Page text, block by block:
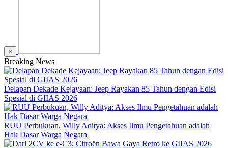
×
Breaking News
Delapan Dekade Kejayaan: Jeep Rayakan 85 Tahun dengan Edisi
Spesial di GIIAS 2026
RUU Perbukuan, Willy Aditya: Akses Ilmu Pengetahuan adalah
Hak Dasar Warga Negara